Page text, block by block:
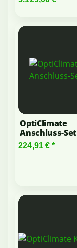
OptiClimate
Anschluss-Set
224,91 € *